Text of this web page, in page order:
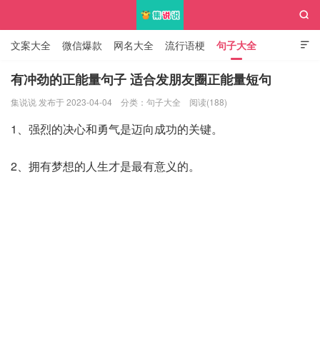

文案大全 微信爆款 网名大全 流行语梗 句子大全
知识大全

有冲劲的正能量句子 适合发朋友圈正能量短句
集说说 发布于 2023-04-04 分类： 句子大全 阅读(188)
1、强烈的决心和勇气是迈向成功的关键。
2、拥有梦想的人生才是最有意义的。